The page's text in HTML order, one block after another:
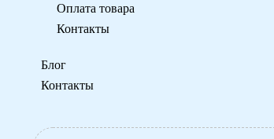
Оплата товара
Контакты
Блог
Контакты